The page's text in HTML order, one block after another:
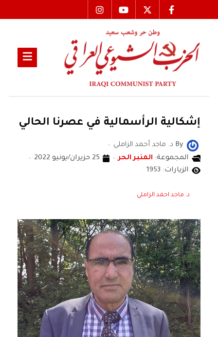
إشكالية الرأسمالية في عصرنا الحالي
By د. ماجد أحمد الزاملي
المجموعة: المنبر الحر
25 حزيران/يونيو 2022
الزيارات: 1953
د. ماجد احمد الزاملي